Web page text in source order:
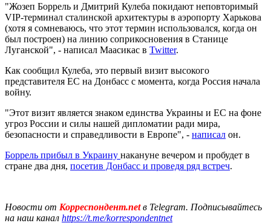
"Жозеп Боррель и Дмитрий Кулеба покидают неповторимый
VIP-терминал сталинской архитектуры в аэропорту Харькова
(хотя я сомневаюсь, что этот термин использовался, когда он
был построен) на линию соприкосновения в Станице
Луганской", - написал Маасикас в Twitter.
Как сообщил Кулеба, это первый визит высокого
представителя ЕС на Донбасс с момента, когда Россия начала
войну.
"Этот визит является знаком единства Украины и ЕС на фоне
угроз России и силы нашей дипломатии ради мира,
безопасности и справедливости в Европе", - написал он.
Боррель прибыл в Украину накануне вечером и пробудет в
стране два дня, посетив Донбасс и проведя ряд встреч.
Новости от Корреспондент.netв Telegram. Подписывайтесь
на наш канал https://t.me/korrespondentnet